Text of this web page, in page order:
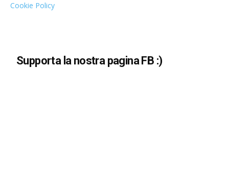
Cookie Policy
Supporta la nostra pagina FB :)